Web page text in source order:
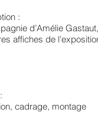
:
d’Amélie
affiches de
cadrage, montage